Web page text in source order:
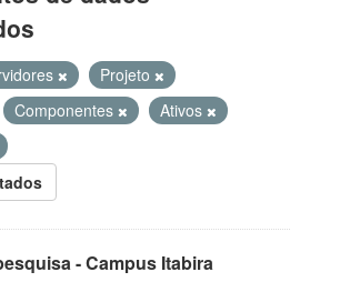
Projeto
Componentes
Ativos
- Campus Itabira